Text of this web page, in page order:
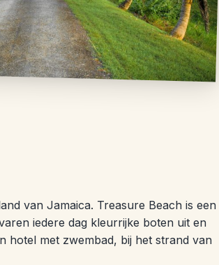
van Jamaica. Treasure Beach is een
iedere dag kleurrijke boten uit en
hotel met zwembad, bij het strand van